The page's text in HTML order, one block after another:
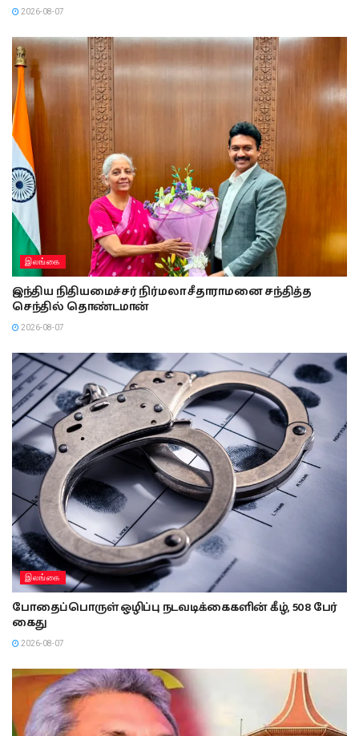
2026-08-07
இலங்கை
இந்திய நிதியமைச்சர் நிர்மலா சீதாராமனை சந்தித்த
செந்தில் தொண்டமான்
2026-08-07
இலங்கை
போதைப்பொருள் ஒழிப்பு நடவடிக்கைகளின் கீழ், 508 பேர்
கைது
2026-08-07